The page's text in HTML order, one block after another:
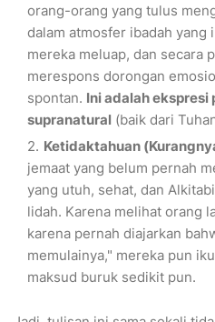
orang-orang yang tulus
dalam atmosfer ibadah yang
mereka meluap, dan secara
merespons dorongan
spontan. Ini adalah
supranatural (baik dari
Ketidaktahuan
jemaat yang belum pernah
yang utuh, sehat, dan
lidah. Karena melihat orang
karena pernah diajarkan
memulainya," mereka pun
maksud buruk sedikit pun.